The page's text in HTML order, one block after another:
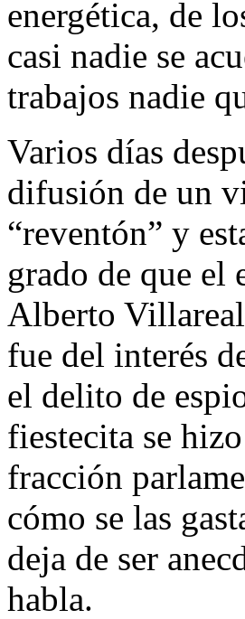
energética, de
casi nadie se
trabajos nadie
Varios días
difusión de un
“reventón” y
grado de que el
Alberto
fue del interés
el delito de
fiestecita se
fracción
cómo se las
deja de ser
habla.